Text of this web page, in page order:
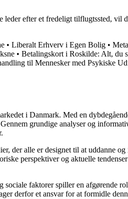
efter et fredeligt tilflugtssted, vil
• Liberalt Erhverv i Egen Bolig •
• Betalingskort i Roskilde: Alt, du
til Mennesker med Psykiske
i Danmark. Med en
grundige analyser og
der alle er designet til at uddanne
perspektiver og aktuelle
faktorer spiller en afgørende
derfor et ansvar for at formidle